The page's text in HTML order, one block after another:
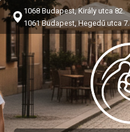
1068 Budapest, Király utca 82.
1061 Budapest, Hegedű utca 7.